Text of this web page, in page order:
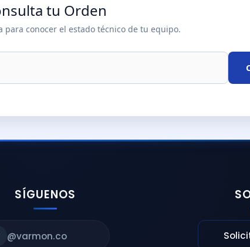
tu Orden
para conocer el estado técnico de tu equipo.
SÍGUENOS
@varmon.co